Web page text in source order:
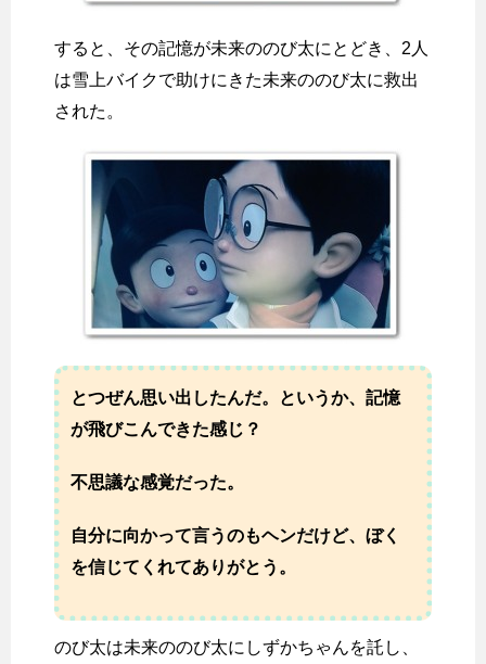
すると、その記憶が未来ののび太にとどき、2人
は雪上バイクで助けにきた未来ののび太に救出
された。
とつぜん思い出したんだ。というか、記憶
が飛びこんできた感じ？
不思議な感覚だった。
自分に向かって言うのもヘンだけど、ぼく
を信じてくれてありがとう。
のび太は未来ののび太にしずかちゃんを託し、